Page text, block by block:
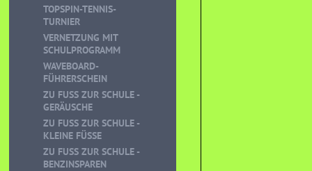
TOPSPIN-TENNIS-
TURNIER
VERNETZUNG MIT
SCHULPROGRAMM
WAVEBOARD-
FÜHRERSCHEIN
ZU FUSS ZUR SCHULE - G
ERÄUSCHE
ZU FUSS ZUR SCHULE - K
LEINE FÜSSE
ZU FUSS ZUR SCHULE - B
ENZINSPAREN